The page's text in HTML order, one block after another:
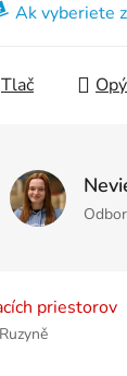
Ak vyberiete
Tlač
priestorov